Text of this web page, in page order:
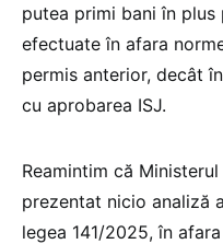
putea primi bani în
efectuate în afara
permis anterior, decât
cu aprobarea ISJ.
Reamintim că
prezentat nicio analiză
legea 141/2025, în